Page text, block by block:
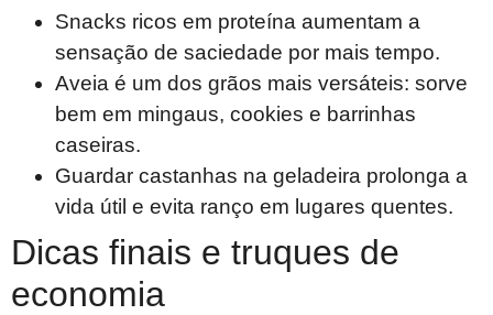
Snacks ricos em proteína aumentam a
sensação de saciedade por mais tempo.
Aveia é um dos grãos mais versáteis: sorve
bem em mingaus, cookies e barrinhas
caseiras.
Guardar castanhas na geladeira prolonga a
vida útil e evita ranço em lugares quentes.
Dicas finais e truques de
economia